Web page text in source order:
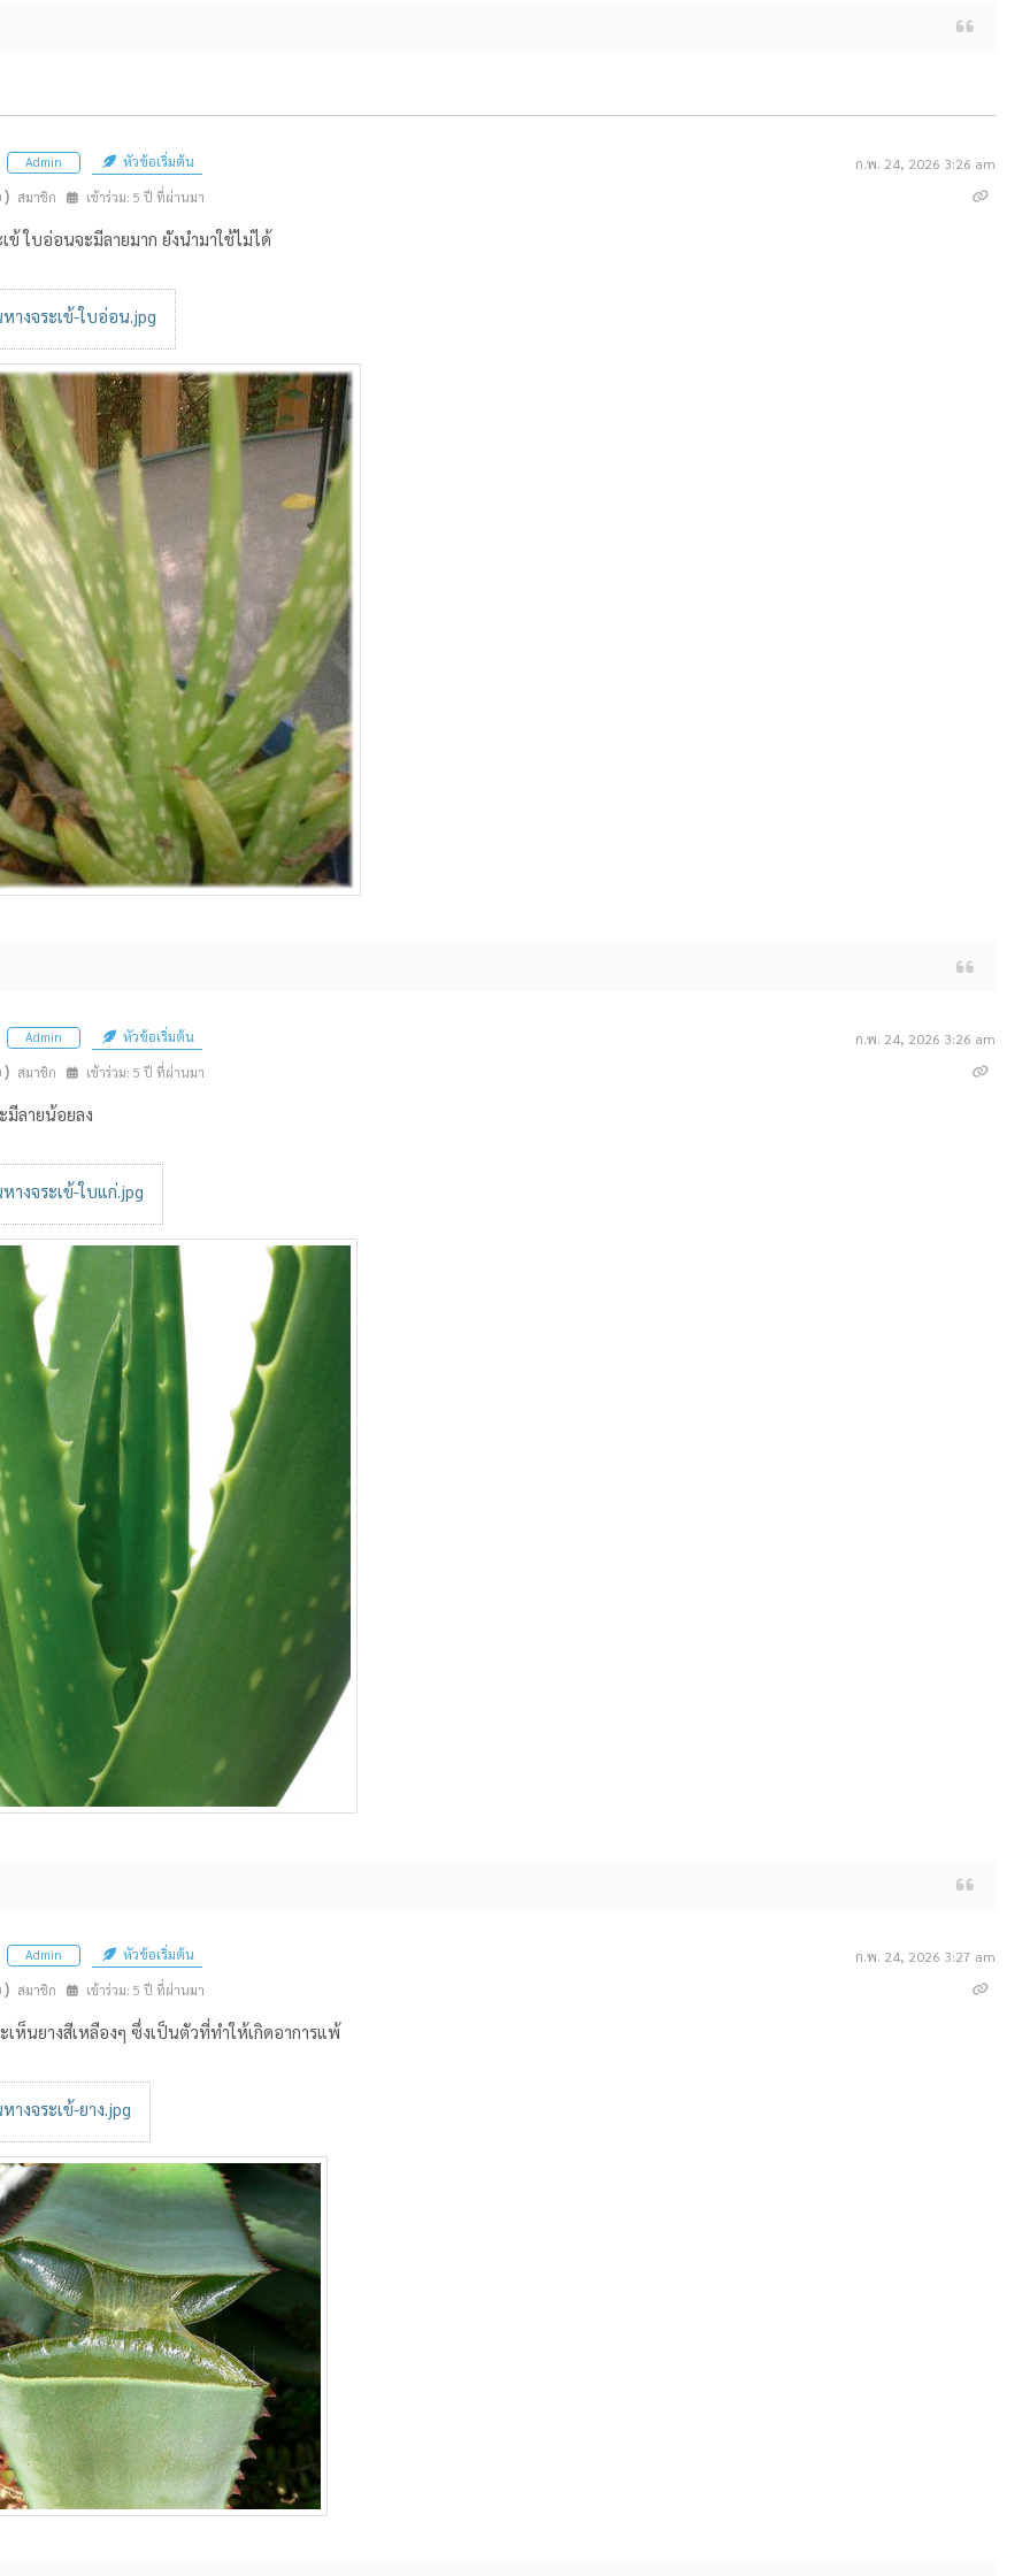
Admin หัวข้อเริ่มต้น ก.พ. 24, 2026 3:26 am
สมาชิก เข้าร่วม: 5 ปี ที่ผ่านมา
ข้ ใบอ่อนจะมีลายมาก ยังนำมาใช้ไม่ได้
างจระเข้-ใบอ่อน.jpg
Admin หัวข้อเริ่มต้น ก.พ. 24, 2026 3:26 am
สมาชิก เข้าร่วม: 5 ปี ที่ผ่านมา
มีลายน้อยลง
างจระเข้-ใบแก่.jpg
Admin หัวข้อเริ่มต้น ก.พ. 24, 2026 3:27 am
สมาชิก เข้าร่วม: 5 ปี ที่ผ่านมา
เห็นยางสีเหลืองๆ ซึ่งเป็นตัวที่ทำให้เกิดอาการแพ้
างจระเข้-ยาง.jpg